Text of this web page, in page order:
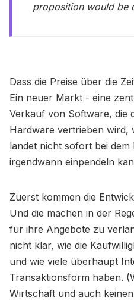
proposition would be
Dass die Preise über die
Ein neuer Markt - eine
Verkauf von Software, die
Hardware vertrieben wird,
landet nicht sofort bei
irgendwann einpendeln
Zuerst kommen die
Und die machen in der
für ihre Angebote zu
nicht klar, wie die
und wie viele überhaupt
Transaktionsform haben.
Wirtschaft und auch